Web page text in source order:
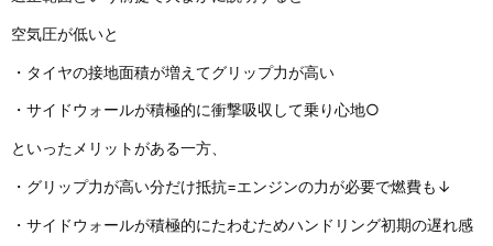
空気圧が低いと
・タイヤの接地面積が増えてグリップ力が高い
・サイドウォールが積極的に衝撃吸収して乗り心地○
といったメリットがある一方、
・グリップ力が高い分だけ抵抗=エンジンの力が必要で燃費も↓
・サイドウォールが積極的にたわむためハンドリング初期の遅れ感